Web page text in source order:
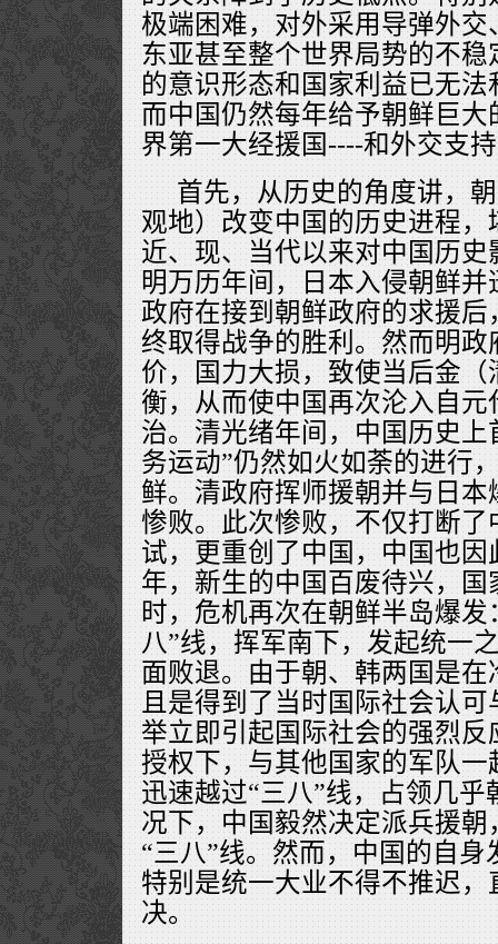
极端困难，对外采用导弹外
东亚甚至整个世界局势的不
的意识形态和国家利益已无
而中国仍然每年给予朝鲜巨
界第一大经援国----和外交支
首先，从历史的角度讲，
观地）改变中国的历史进程
近、现、当代以来对中国历
明万历年间，日本入侵朝鲜
政府在接到朝鲜政府的求援
终取得战争的胜利。然而明
价，国力大损，致使当后金
衡，从而使中国再次沦入自
治。清光绪年间，中国历史上
务运动”仍然如火如荼的进行
鲜。清政府挥师援朝并与日
惨败。此次惨败，不仅打断
试，更重创了中国，中国也因
年，新生的中国百废待兴，
时，危机再次在朝鲜半岛爆
八”线，挥军南下，发起统一
面败退。由于朝、韩两国是
且是得到了当时国际社会认
举立即引起国际社会的强烈
授权下，与其他国家的军队
迅速越过“三八”线，占领几
况下，中国毅然决定派兵援
“三八”线。然而，中国的自
特别是统一大业不得不推迟
决。